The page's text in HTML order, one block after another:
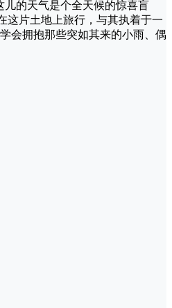
儿的天气是个全天候的惊喜盲
这片土地上旅行，与其执着于一
会拥抱那些突如其来的小雨、偶